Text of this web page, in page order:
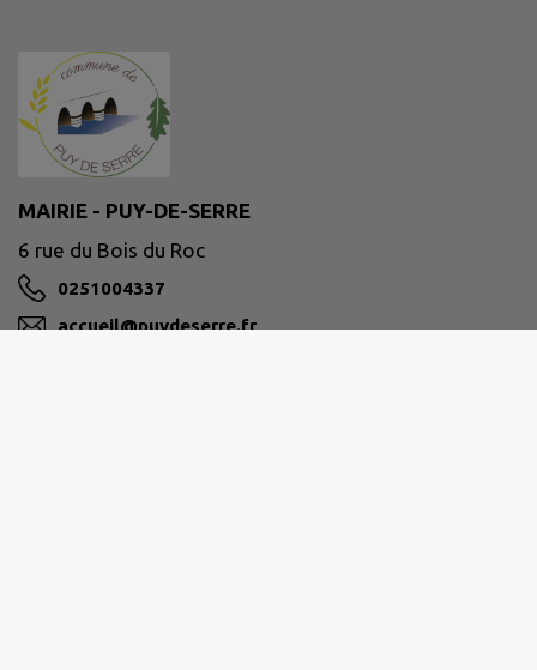
MAIRIE - PUY-DE-SERRE
6 rue du Bois du Roc
0251004337
accueil@puydeserre.fr